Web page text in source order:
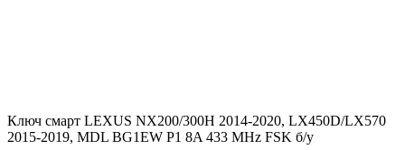
Ключ смарт LEXUS NX200/300H 2014-2020, LX450D/LX570
2015-2019, MDL BG1EW P1 8A 433 MHz FSK б/у